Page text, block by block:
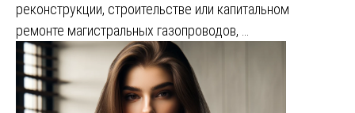
реконструкции, строительстве или капитальном
ремонте магистральных газопроводов, …